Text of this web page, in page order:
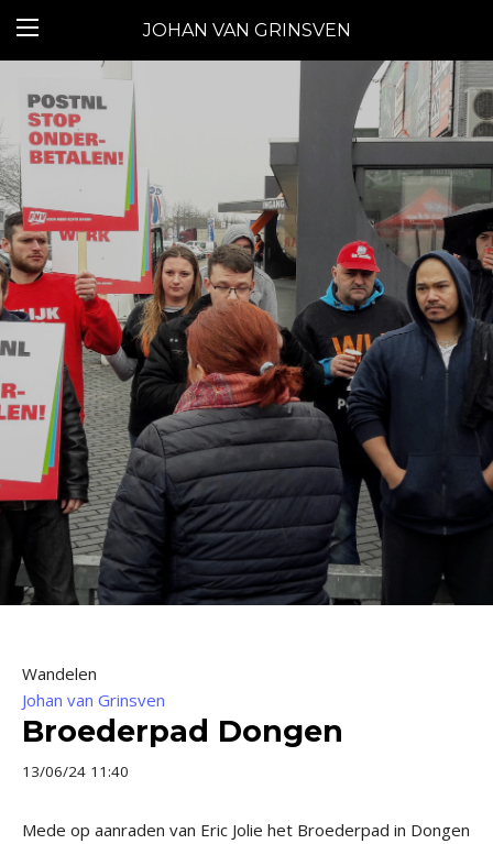
JOHAN VAN GRINSVEN
Wandelen
Johan van Grinsven
Broederpad Dongen
13/06/24 11:40
Mede op aanraden van Eric Jolie het Broederpad in Dongen